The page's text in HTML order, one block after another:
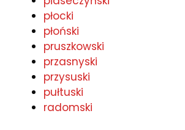
płocki
płoński
pruszkowski
przasnyski
przysuski
pułtuski
radomski